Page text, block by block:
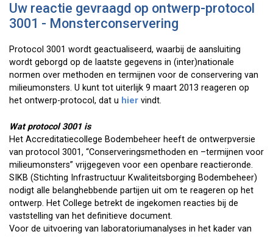
Uw reactie gevraagd op ontwerp-protocol
3001 - Monsterconservering
Protocol 3001 wordt geactualiseerd, waarbij de aansluiting
wordt geborgd op de laatste gegevens in (inter)nationale
normen over methoden en termijnen voor de conservering van
milieumonsters. U kunt tot uiterlijk 9 maart 2013 reageren op
het ontwerp-protocol, dat u hier vindt.
Wat protocol 3001 is
Het Accreditatiecollege Bodembeheer heeft de ontwerpversie
van protocol 3001, “Conserveringsmethoden en –termijnen voor
milieumonsters” vrijgegeven voor een openbare reactieronde.
SIKB (Stichting Infrastructuur Kwaliteitsborging Bodembeheer)
nodigt alle belanghebbende partijen uit om te reageren op het
ontwerp. Het College betrekt de ingekomen reacties bij de
vaststelling van het definitieve document.
Voor de uitvoering van laboratoriumanalyses in het kader van